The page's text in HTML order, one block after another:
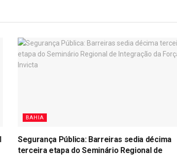
BAHIA
Segurança Pública: Barreiras sedia décima
terceira etapa do Seminário Regional de